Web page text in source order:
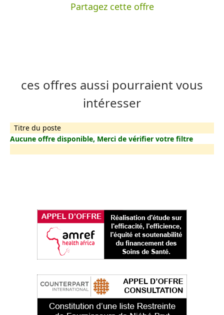
Partagez cette offre
ces offres aussi pourraient vous
intéresser
Titre du poste
Aucune offre disponible, Merci de vérifier votre filtre